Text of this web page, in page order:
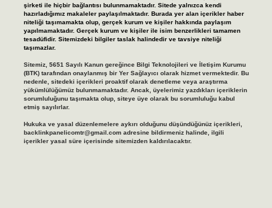
şirketi ile hiçbir bağlantısı bulunmamaktadır. Sitede yalnızca kendi
hazırladığımız makaleler paylaşılmaktadır. Burada yer alan içerikler haber
niteliği taşımamakta olup, gerçek kurum ve kişiler hakkında paylaşım
yapılmamaktadır. Gerçek kurum ve kişiler ile isim benzerlikleri tamamen
tesadüfidir. Sitemizdeki bilgiler taslak halindedir ve tavsiye niteliği
taşımazlar.
Sitemiz, 5651 Sayılı Kanun gereğince Bilgi Teknolojileri ve İletişim Kurumu
(BTK) tarafından onaylanmış bir Yer Sağlayıcı olarak hizmet vermektedir. Bu
nedenle, sitedeki içerikleri proaktif olarak denetleme veya araştırma
yükümlülüğümüz bulunmamaktadır. Ancak, üyelerimiz yazdıkları içeriklerin
sorumluluğunu taşımakta olup, siteye üye olarak bu sorumluluğu kabul
etmiş sayılırlar.
Hukuka ve yasal düzenlemelere aykırı olduğunu düşündüğünüz içerikleri,
backlinkpanelicomtr@gmail.comadresine bildirmeniz halinde, ilgili
içerikler yasal süre içerisinde sitemizden kaldırılacaktır.